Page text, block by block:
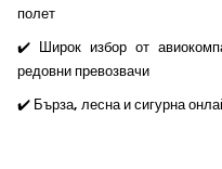
полет
✔️ Широк избор от
редовни превозвачи
✔️ Бърза, лесна и сигурна